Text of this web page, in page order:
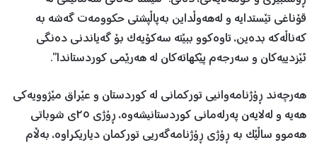
قۆناغی تێستدایە و لەهەوڵداین بەپاڵپشتی حکوومەت گەشە بە
کەناڵەکە بدەین، تاوەکوو ببێتە سەکۆیەک بۆ گەیاندنی دەنگی
ئێزدییەکان و سەرجەم پێکهاتەکان لە هەرێمی کوردستاندا”.
هەرچەند ڕۆژنامەوانیی تورکمانی لە کوردستان و عێراق مێژوویەکی
هەیە و لەلایەن پەرلەمانی کوردستانیشەوە، ڕۆژی ٢٥ی شوباتی
هەموو ساڵێک بە ڕۆژی ڕۆژنامەگەریی تورکمان دیاریکراوە، بەڵام